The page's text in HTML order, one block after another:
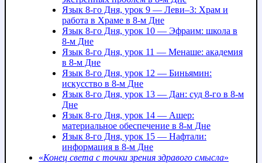
Язык 8-го Дня, урок 9 — Леви–3: Храм и
работа в Храме в 8-м Дне
Язык 8-го Дня, урок 10 — Эфраим: школа в
8-м Дне
Язык 8-го Дня, урок 11 — Менаше: академия
в 8-м Дне
Язык 8-го Дня, урок 12 — Биньямин:
искусство в 8-м Дне
Язык 8-го Дня, урок 13 — Дан: суд 8-го в 8-м
Дне
Язык 8-го Дня, урок 14 — Ашер:
материальное обеспечение в 8-м Дне
Язык 8-го Дня, урок 15 — Нафтали:
информация в 8-м Дне
«Конец света с точки зрения здравого смысла»